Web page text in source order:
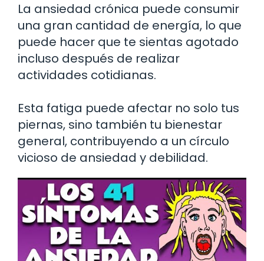
La ansiedad crónica puede consumir
una gran cantidad de energía, lo que
puede hacer que te sientas agotado
incluso después de realizar
actividades cotidianas.
Esta fatiga puede afectar no solo tus
piernas, sino también tu bienestar
general, contribuyendo a un círculo
vicioso de ansiedad y debilidad.